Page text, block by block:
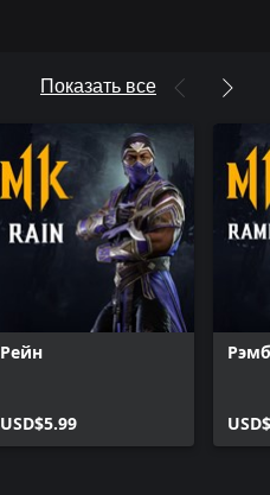
Показать все
Рейн
USD$5.99